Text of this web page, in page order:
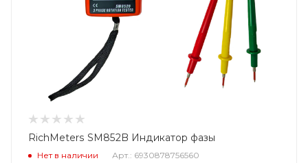
RichMeters SM852B Индикатор фазы
Нет в наличии Арт.: 6930878756560